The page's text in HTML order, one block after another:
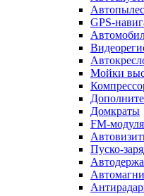
GPS-
Мойки
Домкраты
FM-
Пуско-